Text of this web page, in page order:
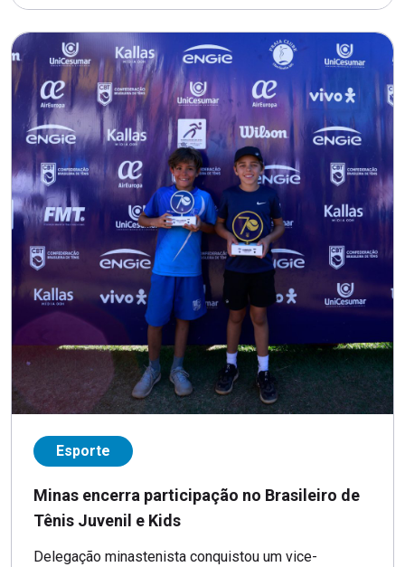
Esporte
Minas encerra participação no Brasileiro de
Tênis Juvenil e Kids
Delegação minastenista conquistou um vice-